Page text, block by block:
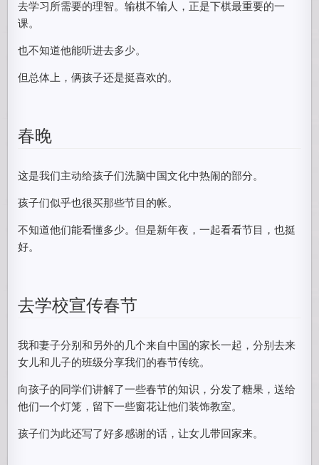
去学习所需要的理智。输棋不输人，正是下棋最重要的一
课。
也不知道他能听进去多少。
但总体上，俩孩子还是挺喜欢的。
春晚
这是我们主动给孩子们洗脑中国文化中热闹的部分。
孩子们似乎也很买那些节目的帐。
不知道他们能看懂多少。但是新年夜，一起看看节目，也挺
好。
去学校宣传春节
我和妻子分别和另外的几个来自中国的家长一起，分别去来
女儿和儿子的班级分享我们的春节传统。
向孩子的同学们讲解了一些春节的知识，分发了糖果，送给
他们一个灯笼，留下一些窗花让他们装饰教室。
孩子们为此还写了好多感谢的话，让女儿带回家来。